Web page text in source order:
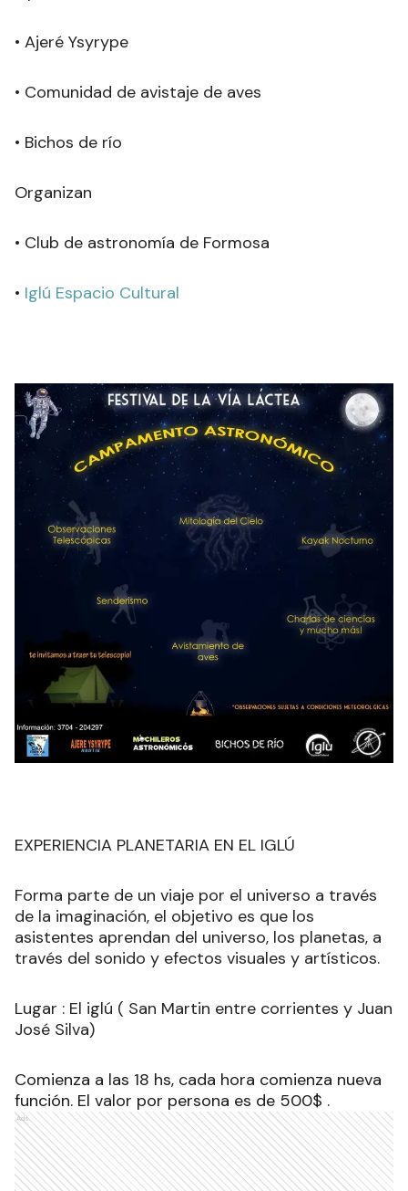
• Ajeré Ysyrype
• Comunidad de avistaje de aves
• Bichos de río
Organizan
• Club de astronomía de Formosa
• Iglú Espacio Cultural
EXPERIENCIA PLANETARIA EN EL IGLÚ
Forma parte de un viaje por el universo a través
de la imaginación, el objetivo es que los
asistentes aprendan del universo, los planetas, a
través del sonido y efectos visuales y artísticos.
Lugar : El iglú ( San Martin entre corrientes y Juan
José Silva)
Comienza a las 18 hs, cada hora comienza nueva
función. El valor por persona es de 500$ .
Ads